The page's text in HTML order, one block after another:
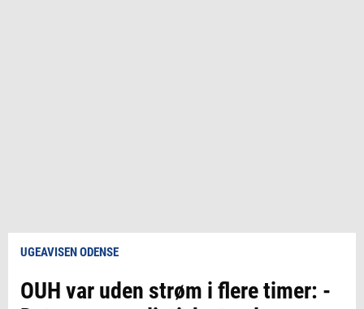
UGEAVISEN ODENSE
OUH var uden strøm i flere timer: -